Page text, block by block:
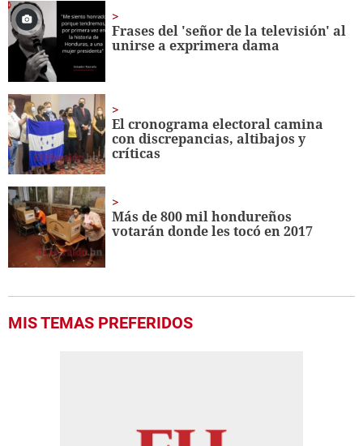
35
seconds
Frases del 'señor de la televisión' al
unirse a exprimera dama
El cronograma electoral camina
con discrepancias, altibajos y
críticas
Más de 800 mil hondureños
votarán donde les tocó en 2017
MIS TEMAS PREFERIDOS